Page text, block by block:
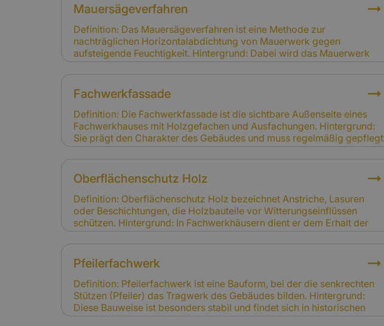
Mauersägeverfahren
Definition: Das Mauersägeverfahren ist eine Methode zur
nachträglichen Horizontalabdichtung von Mauerwerk gegen
aufsteigende Feuchtigkeit. Hintergrund: Dabei wird das Mauerwerk
eingeschnitten und eine Sperre eingebracht. Es wird häufig bei Alt-
und Fachwerkhäusern angewandt, um Feuchtigkeitsschäden zu
verhindern. Relevanz für Versicherung: Schäden durch aufsteigende
Feuchtigkeit gelten als Instandhaltungsproblem und sind nicht
gedeckt. Das Mauersägeverfahren ist eine vorbeugende Maßnahme,
die Folgeschäden verhindern soll.
Fachwerkfassade
Definition: Die Fachwerkfassade ist die sichtbare Außenseite eines
Fachwerkhauses mit Holzgefachen und Ausfachungen. Hintergrund:
Sie prägt den Charakter des Gebäudes und muss regelmäßig gepflegt
werden. Schäden entstehen oft durch Witterung, Feuchtigkeit oder
Schädlingsbefall. Relevanz für Versicherung: Schäden durch
Witterung und Abnutzung sind nicht gedeckt. Schäden infolge von
Sturm, Hagel oder Brand sind versichert.
Oberflächenschutz Holz
Definition: Oberflächenschutz Holz bezeichnet Anstriche, Lasuren
oder Beschichtungen, die Holzbauteile vor Witterungseinflüssen
schützen. Hintergrund: In Fachwerkhäusern dient er dem Erhalt der
tragenden Holzkonstruktion und der optischen Gestaltung.
Regelmäßige Pflege ist notwendig, um Schäden zu vermeiden.
Relevanz für Versicherung: Schäden durch fehlenden
Oberflächenschutz gelten als Instandhaltungsproblem. Schäden durch
Sturm oder Feuer sind hingegen gedeckt.
Pfeilerfachwerk
Definition: Pfeilerfachwerk ist eine Bauform, bei der die senkrechten
Stützen (Pfeiler) das Tragwerk des Gebäudes bilden. Hintergrund:
Diese Bauweise ist besonders stabil und findet sich in historischen
Bauten wie Scheunen oder Stadthäusern. Sie erfordert handwerkliche